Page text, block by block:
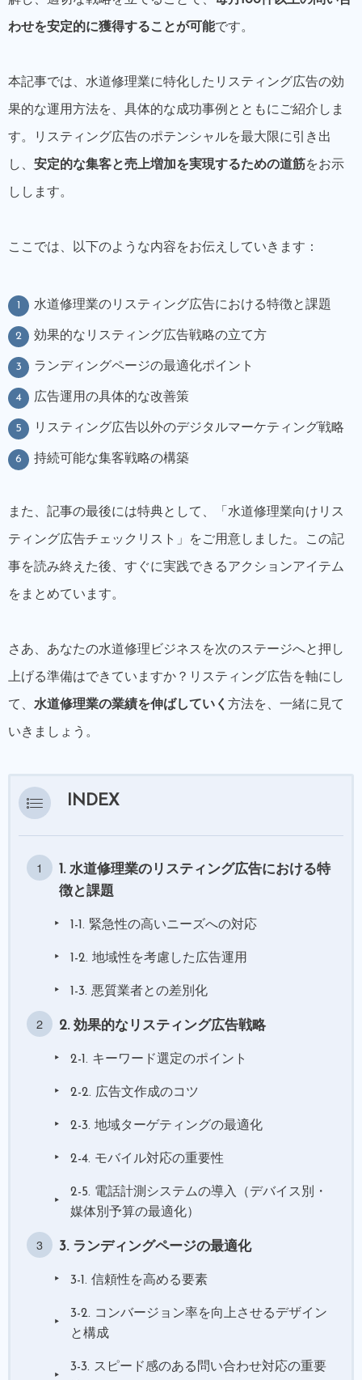
わせを安定的に獲得することが可能です。
本記事では、水道修理業に特化したリスティング広告の効
果的な運用方法を、具体的な成功事例とともにご紹介しま
す。リスティング広告のポテンシャルを最大限に引き出
し、 安定的な集客と売上増加を実現するための道筋をお示
しします。
ここでは、以下のような内容をお伝えしていきます：
水道修理業のリスティング広告における特徴と課題
効果的なリスティング広告戦略の立て方
ランディングページの最適化ポイント
広告運用の具体的な改善策
リスティング広告以外のデジタルマーケティング戦略
持続可能な集客戦略の構築
また、記事の最後には特典として、「水道修理業向けリス
ティング広告チェックリスト」をご用意しました。この記
事を読み終えた後、すぐに実践できるアクションアイテム
をまとめています。
さあ、あなたの水道修理ビジネスを次のステージへと押し
上げる準備はできていますか？リスティング広告を軸にし
て、 水道修理業の業績を伸ばしていく 方法を、一緒に見て
いきましょう。
INDEX
1. 水道修理業のリスティング広告における特
徴と課題
1-1. 緊急性の高いニーズへの対応
1-2. 地域性を考慮した広告運用
1-3. 悪質業者との差別化
2. 効果的なリスティング広告戦略
2-1. キーワード選定のポイント
2-2. 広告文作成のコツ
2-3. 地域ターゲティングの最適化
2-4. モバイル対応の重要性
2-5. 電話計測システムの導入（デバイス別・
媒体別予算の最適化）
3. ランディングページの最適化
3-1. 信頼性を高める要素
3-2. コンバージョン率を向上させるデザイン
と構成
3-3. スピード感のある問い合わせ対応の重要